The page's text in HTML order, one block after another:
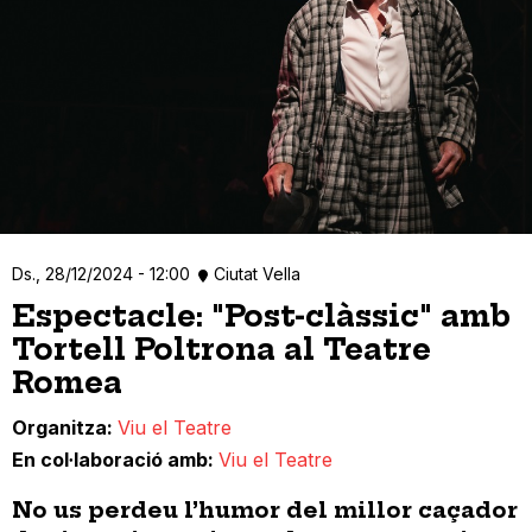
Ds., 28/12/2024 - 12:00 Ciutat Vella
Espectacle: "Post-clàssic" amb
Tortell Poltrona al Teatre
Romea
Organitza Viu el Teatre
En col·laboració amb Viu el Teatre
No us perdeu l’humor del millor caçador